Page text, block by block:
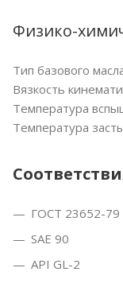
Физико-
Тип базового
Вязкость
Температура
Температура
ГОСТ 23652-79
SAE 90
API GL-2